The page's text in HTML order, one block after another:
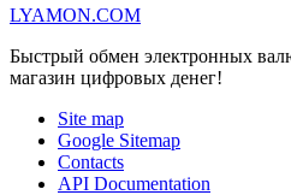
LYAMON.COM
Быстрый обмен электронных
магазин цифровых денег!
Site map
Google Sitemap
Contacts
API Documentation